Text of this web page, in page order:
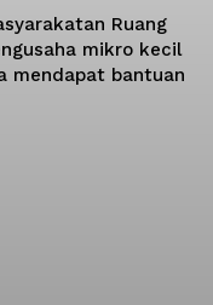
Ruang
mikro kecil
mendapat bantuan